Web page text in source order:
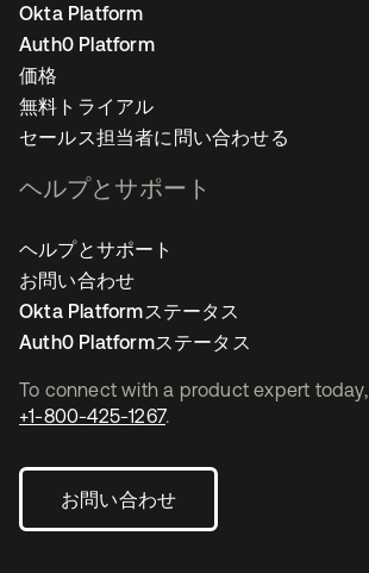
To connect with a product expert today,
+1-800-425-1267.
お問い合わせ
Okta Platform
Auth0 Platform
価格
無料トライアル
セールス担当者に問い合わせる
ヘルプとサポート
ヘルプとサポート
お問い合わせ
Okta Platformステータス
Auth0 Platformステータス